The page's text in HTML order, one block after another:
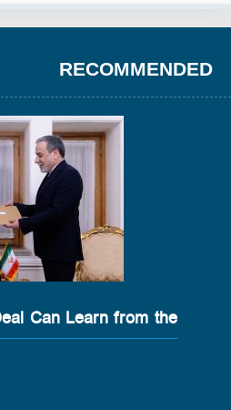
RECOMMENDED
Can Learn from the